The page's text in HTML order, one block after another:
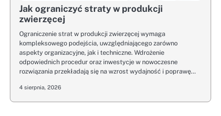
Jak ograniczyć straty w produkcji
zwierzęcej
Ograniczenie strat w produkcji zwierzęcej wymaga
kompleksowego podejścia, uwzględniającego zarówno
aspekty organizacyjne, jak i techniczne. Wdrożenie
odpowiednich procedur oraz inwestycje w nowoczesne
rozwiązania przekładają się na wzrost wydajność i poprawę…
4 sierpnia, 2026